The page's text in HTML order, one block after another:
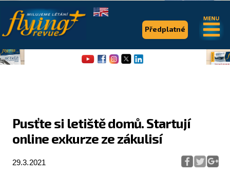
Pusťte si letiště domů. Startují
online exkurze ze zákulisí
29.3.2021
Předplatné
.
Flying Revue